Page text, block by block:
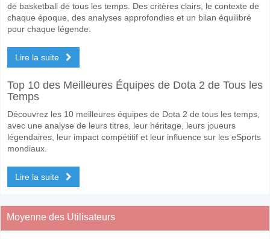
de basketball de tous les temps. Des critères clairs, le contexte de
chaque époque, des analyses approfondies et un bilan équilibré
pour chaque légende.
Lire la suite
Top 10 des Meilleures Équipes de Dota 2 de Tous les
Temps
Découvrez les 10 meilleures équipes de Dota 2 de tous les temps,
avec une analyse de leurs titres, leur héritage, leurs joueurs
légendaires, leur impact compétitif et leur influence sur les eSports
mondiaux.
Lire la suite
Moyenne des Utilisateurs